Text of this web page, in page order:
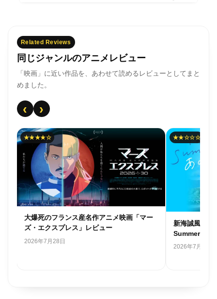
Related Reviews
同じジャンルのアニメレビュー
「映画」に近い作品を、あわせて読めるレビューとしてまと
めました。
‹ ›
★★★★☆
大爆死のフランス産名作アニメ映画「マー
ズ・エクスプレス」レビュー
2026年7月28日
★★☆☆☆
新海誠風韓国
Summer あの
2026年7月26日